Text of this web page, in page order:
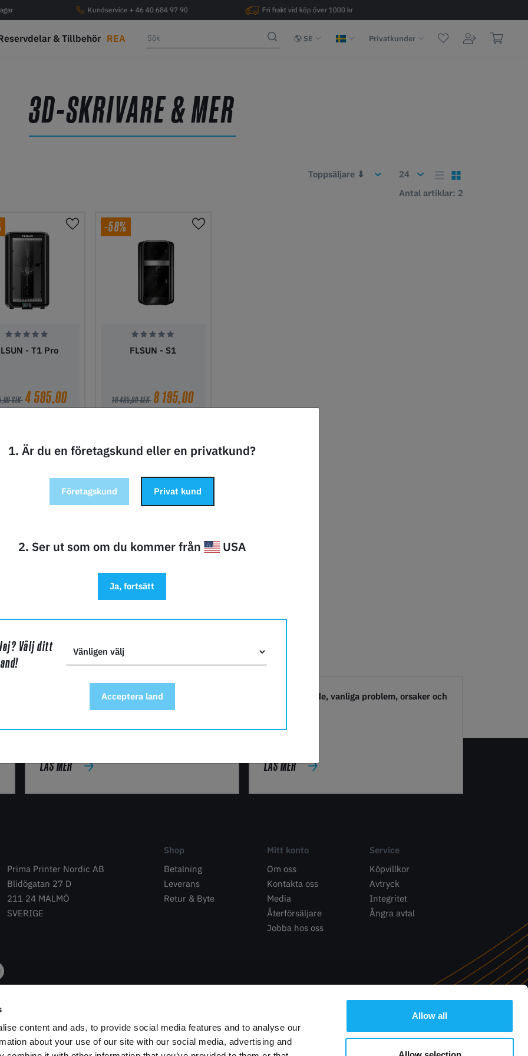
content and ads, to provide social media features and to analyse our
about your use of our site with our social media, advertising and
Allow all
Kundservice + 46 40 684 97 90 Fri frakt vid köp över 1000 kr
& Tillbehör REA SE Privatkunder
3D-SKRIVARE & MER
Antal artiklar: 2
- T1 Pro
SEK 4 595,00
-58%
FLSUN - S1
19 495,00 SEK 8 195,00
LÄS MER
3D-Print Guide, vanliga problem, orsaker och
LÄS MER
Prima Printer Nordic AB
Blidögatan 27 D
211 24 MALMÖ
SVERIGE
Shop
Betalning
Leverans
Retur & Byte
Mitt konto
Om oss
Kontakta oss
Media
Återförsäljare
Jobba hos oss
Service
Köpvillkor
Avtryck
Integritet
Ångra avtal
1. Är du en företagskund eller en privatkund?
Företagskund Privat kund
2. Ser ut som om du kommer från USA
Ja, fortsätt
Välj ditt
Acceptera land